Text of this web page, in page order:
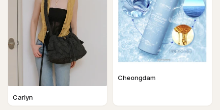
Carlyn
Cheongdam